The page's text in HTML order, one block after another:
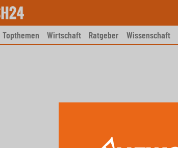
Topthemen Wirtschaft Ratgeber Wissenschaft